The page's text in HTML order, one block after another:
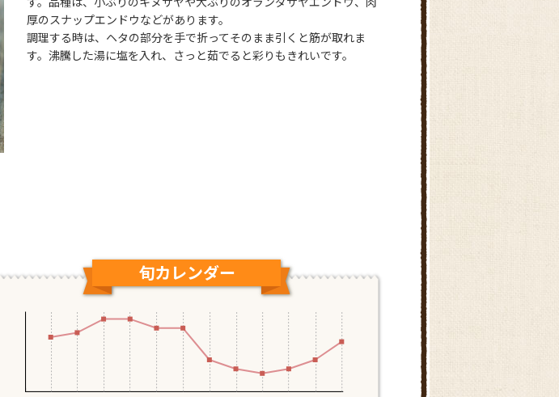
厚のスナップエンドウなどがあります。
調理する時は、ヘタの部分を手で折ってそのまま引くと筋が取れま
す。沸騰した湯に塩を入れ、さっと茹でると彩りもきれいです。
9月の出荷ランキング
山形県
秋田県
青森県
10月の出荷ランキング
旬カレンダー